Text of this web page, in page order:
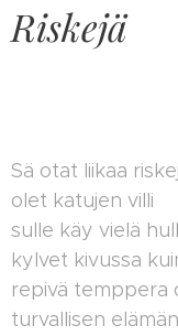
Riskejä
Sä otat liikaa
olet katujen villi
sulle käy vielä
kylvet kivussa
repivä temppera
turvallisen